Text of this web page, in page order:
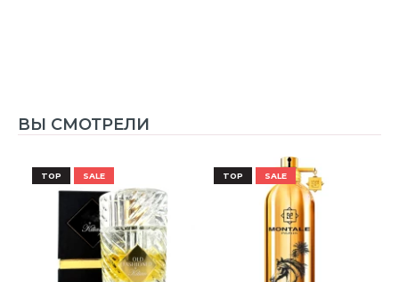
ВЫ СМОТРЕЛИ
TOP SALE TOP SALE